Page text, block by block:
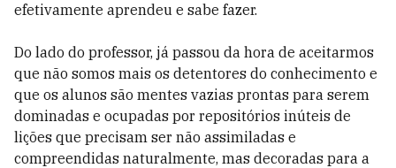
efetivamente aprendeu e sabe fazer.
Do lado do professor, já passou da hora de aceitarmos
que não somos mais os detentores do conhecimento e
que os alunos são mentes vazias prontas para serem
dominadas e ocupadas por repositórios inúteis de
lições que precisam ser não assimiladas e
compreendidas naturalmente, mas decoradas para a